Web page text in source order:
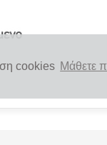
cookies Μάθετε